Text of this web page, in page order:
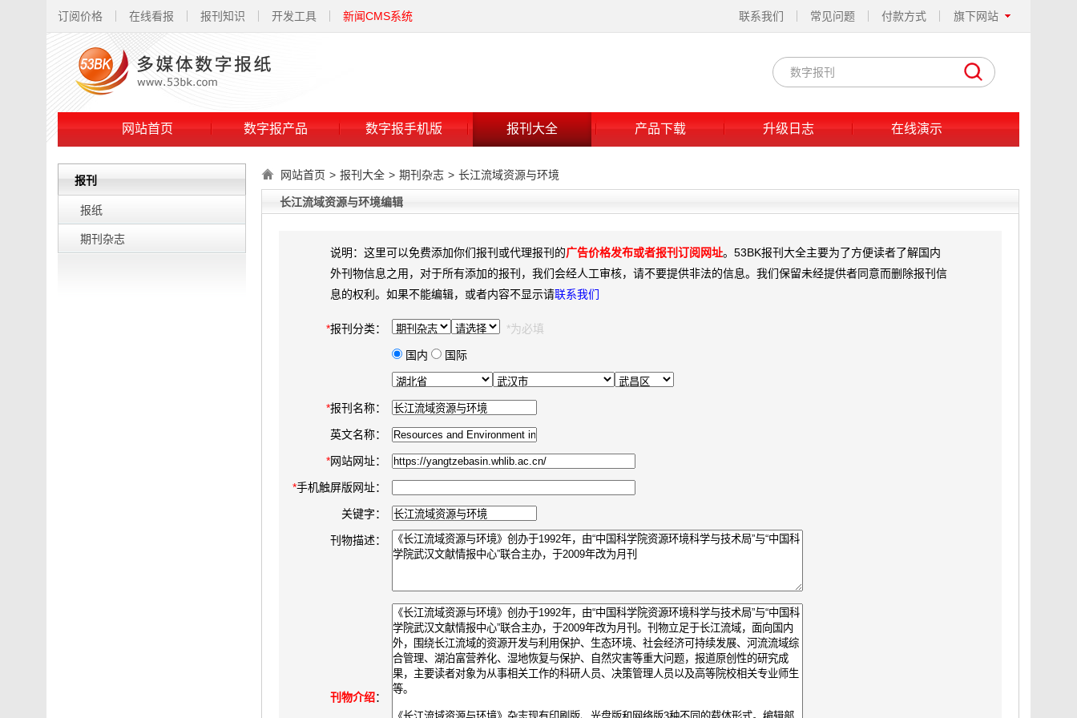
订阅价格 在线看报 报刊知识 开发工具 新闻CMS系统 旗下网站
付款方式
常见问题
联系我们
网站首页 数字报产品 数字报手机版 报刊大全 产品下载 升级日志 在线演示
报刊
报纸
期刊杂志
网站首页 > 报刊大全 > 期刊杂志 > 长江流域资源与环境
长江流域资源与环境编辑
说明：这里可以免费添加你们报刊或代理报刊的广告价格发布或者报刊订阅网址。53BK报刊大全主要为了方便读者了解国内
外刊物信息之用，对于所有添加的报刊，我们会经人工审核，请不要提供非法的信息。我们保留未经提供者同意而删除报刊信
息的权利。如果不能编辑，或者内容不显示请联系我们
*报刊分类： *为必填
国内 国际
*报刊名称：
英文名称：
*网站网址：
*手机触屏版网址：
关键字：
刊物描述：
刊物介绍：